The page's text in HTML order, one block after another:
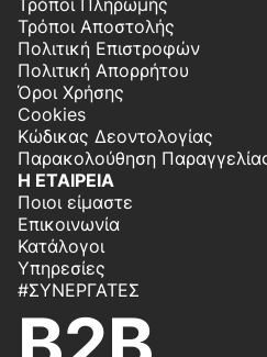
Τρόποι Πληρωμής
Τρόποι Αποστολής
Πολιτική Επιστροφών
Πολιτική Απορρήτου
Όροι Χρήσης
Cookies
Κώδικας Δεοντολογίας
Παρακολούθηση
Η ΕΤΑΙΡΕΙΑ
Ποιοι είμαστε
Επικοινωνία
Κατάλογοι
Υπηρεσίες
#ΣΥΝΕΡΓΆΤΕΣ